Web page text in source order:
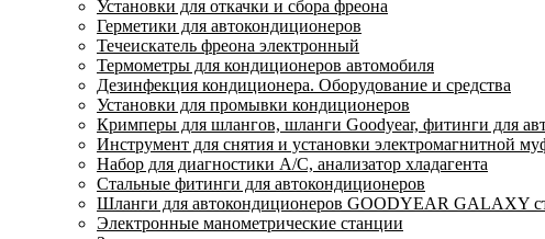
Установки для откачки и сбора фреона
Герметики для автокондиционеров
Течеискатель фреона электронный
Термометры для кондиционеров автомобиля
Дезинфекция кондиционера. Оборудование и средства
Установки для промывки кондиционеров
Кримперы для шлангов, шланги Goodyear, фитинги для
Инструмент для снятия и установки электромагнитной
Набор для диагностики A/C, анализатор хладагента
Стальные фитинги для автокондиционеров
Шланги для автокондиционеров GOODYEAR GALAXY
Электронные манометрические станции